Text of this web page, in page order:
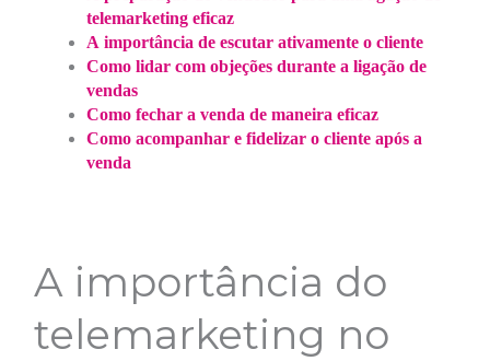
telemarketing eficaz
A importância de escutar ativamente o cliente
Como lidar com objeções durante a ligação de
vendas
Como fechar a venda de maneira eficaz
Como acompanhar e fidelizar o cliente após a
venda
A importância do
telemarketing no